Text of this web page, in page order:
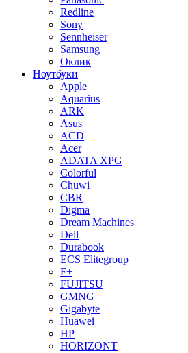
Redline
Sony
Sennheiser
Samsung
Оклик
Ноутбуки
Apple
Aquarius
ARK
Asus
ACD
Acer
ADATA XPG
Colorful
Chuwi
CBR
Digma
Dream Machines
Dell
Durabook
ECS Elitegroup
F+
FUJITSU
GMNG
Gigabyte
Huawei
HP
HORIZONT